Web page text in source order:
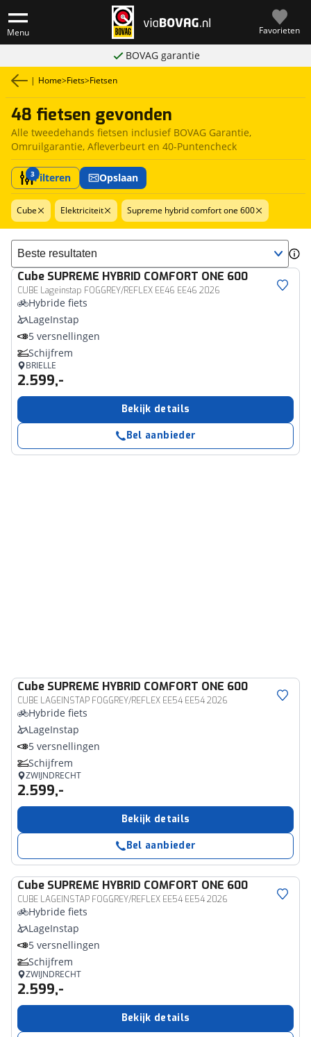
Menu Favorieten
BOVAG garantie
| Home>Fiets>Fietsen
48 fietsen gevonden
Alle tweedehands fietsen inclusief BOVAG Garantie,
Omruilgarantie, Afleverbeurt en 40-Puntencheck
3Filteren Opslaan
Cube Elektriciteit Supreme hybrid comfort one 600
Sorteer resultaten
Cube SUPREME HYBRID COMFORT ONE 600
CUBE Lageinstap FOGGREY/REFLEX EE46 EE46 2026
Hybride fiets
LageInstap
5 versnellingen
Schijfrem
BRIELLE
2.599,-
Bekijk details
Bel aanbieder
Cube SUPREME HYBRID COMFORT ONE 600
CUBE LAGEINSTAP FOGGREY/REFLEX EE54 EE54 2026
Hybride fiets
LageInstap
5 versnellingen
Schijfrem
ZWIJNDRECHT
2.599,-
Bekijk details
Bel aanbieder
Cube SUPREME HYBRID COMFORT ONE 600
CUBE LAGEINSTAP FOGGREY/REFLEX EE54 EE54 2026
Hybride fiets
LageInstap
5 versnellingen
Schijfrem
ZWIJNDRECHT
2.599,-
Bekijk details